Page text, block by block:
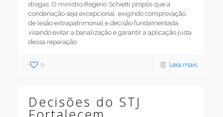
drogas. O ministro Rogerio Schietti propôs que a
condenação seja excepcional, exigindo comprovação
de lesão extrapatrimonial e decisão fundamentada,
visando evitar a banalização e garantir a aplicação justa
dessa reparação.
0 Leia mais
Decisões do STJ